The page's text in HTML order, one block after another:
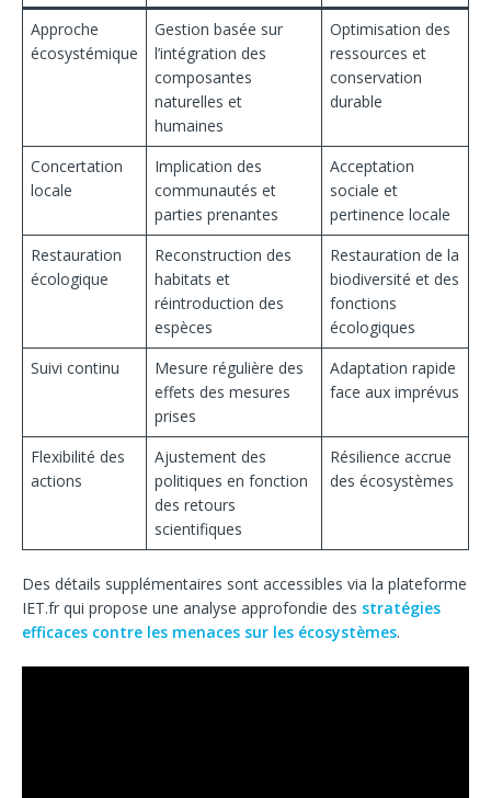
Approche
écosystémique
Gestion basée sur
l’intégration des
composantes
naturelles et
humaines
Optimisation des
ressources et
conservation
durable
Concertation
locale
Implication des
communautés et
parties prenantes
Acceptation
sociale et
pertinence locale
Restauration
écologique
Reconstruction des
habitats et
réintroduction des
espèces
Restauration de la
biodiversité et des
fonctions
écologiques
Suivi continu
Mesure régulière des
effets des mesures
prises
Adaptation rapide
face aux imprévus
Flexibilité des
actions
Ajustement des
politiques en fonction
des retours
scientifiques
Résilience accrue
des écosystèmes
Des détails supplémentaires sont accessibles via la plateforme
IET.fr qui propose une analyse approfondie des stratégies
efficaces contre les menaces sur les écosystèmes.